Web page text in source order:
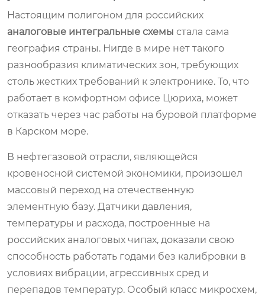
Настоящим полигоном для российских
аналоговые интегральные схемы стала сама
география страны. Нигде в мире нет такого
разнообразия климатических зон, требующих
столь жестких требований к электронике. То, что
работает в комфортном офисе Цюриха, может
отказать через час работы на буровой платформе
в Карском море.
В нефтегазовой отрасли, являющейся
кровеносной системой экономики, произошел
массовый переход на отечественную
элементную базу. Датчики давления,
температуры и расхода, построенные на
российских аналоговых чипах, доказали свою
способность работать годами без калибровки в
условиях вибрации, агрессивных сред и
перепадов температур. Особый класс микросхем,